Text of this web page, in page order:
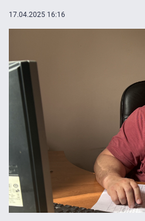
17.04.2025 16:16